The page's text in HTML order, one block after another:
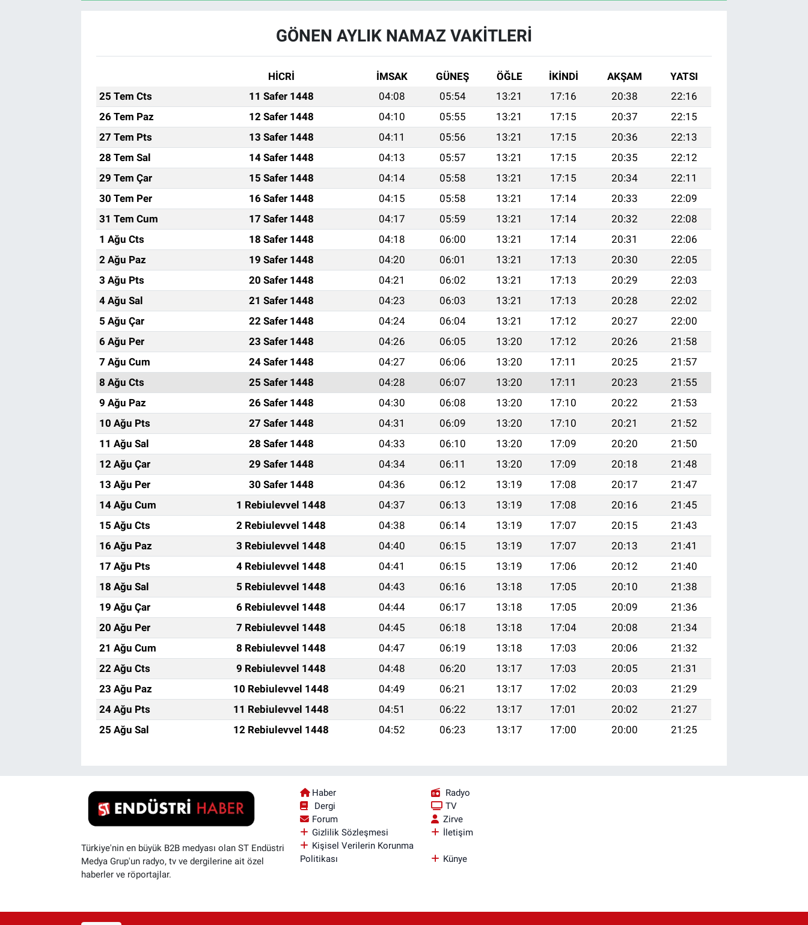
GÖNEN AYLIK NAMAZ VAKITLERI
HİCRİ İMSAK GÜNEŞ ÖĞLE İKINDI AKŞAM
YATSI
25 Tem Cts
11 Safer 1448 04:08 05:54 13:21 17:16 20:38
22:16
26 Tem Paz
12 Safer 1448 04:10 05:55 13:21 17:15 20:37
22:15
27 Tem Pts
13 Safer 1448 04:11 05:56 13:21 17:15 20:36
22:13
28 Tem Sal
14 Safer 1448 04:13 05:57 13:21 17:15 20:35
22:12
29 Tem Çar
15 Safer 1448 04:14 05:58 13:21 17:15 20:34
22:11
30 Tem Per
16 Safer 1448 04:15 05:58 13:21 17:14 20:33
22:09
31 Tem Cum
17 Safer 1448 04:17 05:59 13:21 17:14 20:32
22:08
1 Ağu Cts
18 Safer 1448 04:18 06:00 13:21 17:14 20:31
22:06
2 Ağu Paz
19 Safer 1448 04:20 06:01 13:21 17:13 20:30
22:05
3 Ağu Pts
20 Safer 1448 04:21 06:02 13:21 17:13 20:29
22:03
4 Ağu Sal
21 Safer 1448 04:23 06:03 13:21 17:13 20:28
22:02
5 Ağu Çar
22 Safer 1448 04:24 06:04 13:21 17:12 20:27
22:00
6 Ağu Per
23 Safer 1448 04:26 06:05 13:20 17:12 20:26
21:58
7 Ağu Cum
24 Safer 1448 04:27 06:06 13:20 17:11 20:25
21:57
8 Ağu Cts
25 Safer 1448 04:28 06:07 13:20 17:11 20:23
21:55
9 Ağu Paz
26 Safer 1448 04:30 06:08 13:20 17:10 20:22
21:53
10 Ağu Pts
27 Safer 1448 04:31 06:09 13:20 17:10 20:21
21:52
11 Ağu Sal
28 Safer 1448 04:33 06:10 13:20 17:09 20:20
21:50
12 Ağu Çar
29 Safer 1448 04:34 06:11 13:20 17:09 20:18
21:48
13 Ağu Per
30 Safer 1448 04:36 06:12 13:19 17:08 20:17
21:47
14 Ağu Cum
1 Rebiulevvel 1448 04:37 06:13 13:19 17:08 20:16
21:45
15 Ağu Cts
2 Rebiulevvel 1448 04:38 06:14 13:19 17:07 20:15
21:43
16 Ağu Paz
3 Rebiulevvel 1448 04:40 06:15 13:19 17:07 20:13
21:41
17 Ağu Pts
4 Rebiulevvel 1448 04:41 06:15 13:19 17:06 20:12
21:40
18 Ağu Sal
5 Rebiulevvel 1448 04:43 06:16 13:18 17:05 20:10
21:38
19 Ağu Çar
6 Rebiulevvel 1448 04:44 06:17 13:18 17:05 20:09
21:36
20 Ağu Per
7 Rebiulevvel 1448 04:45 06:18 13:18 17:04 20:08
21:34
21 Ağu Cum
8 Rebiulevvel 1448 04:47 06:19 13:18 17:03 20:06
21:32
22 Ağu Cts
9 Rebiulevvel 1448 04:48 06:20 13:17 17:03 20:05
21:31
23 Ağu Paz
10 Rebiulevvel 1448 04:49 06:21 13:17 17:02 20:03
21:29
24 Ağu Pts
11 Rebiulevvel 1448 04:51 06:22 13:17 17:01 20:02
21:27
25 Ağu Sal
12 Rebiulevvel 1448 04:52 06:23 13:17 17:00 20:00 21:25
Türkiye'nin en büyük B2B medyası olan ST Endüstri
Medya Grup'un radyo, tv ve dergilerine ait özel
haberler ve röportajlar.
Haber
Radyo
Dergi
TV
Forum
Zirve
Gizlilik Sözleşmesi
İletişim
Kişisel Verilerin Korunma
Politikası
Künye